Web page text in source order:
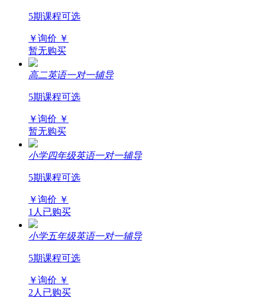
5期课程可选
￥询价 ￥
暂无购买
高二英语一对一辅导
5期课程可选
￥询价 ￥
暂无购买
小学四年级英语一对一辅导
5期课程可选
￥询价 ￥
1人已购买
小学五年级英语一对一辅导
5期课程可选
￥询价 ￥
2人已购买